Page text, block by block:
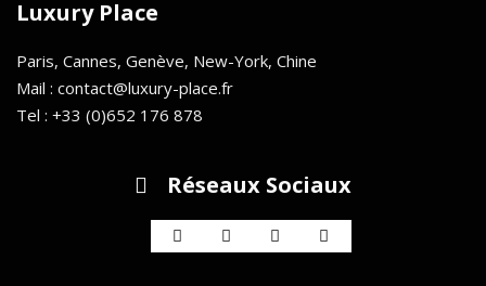
Luxury Place
Paris, Cannes, Genève, New-York, Chine
Mail : contact@luxury-place.fr
Tel : +33 (0)652 176 878
Réseaux Sociaux